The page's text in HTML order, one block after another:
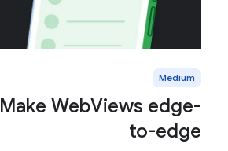
Medium
Make WebViews edge-
to-edge